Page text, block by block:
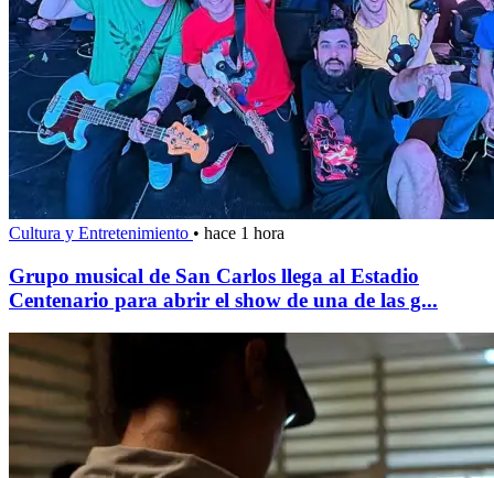
Cultura y Entretenimiento • hace 1 hora
Grupo musical de San Carlos llega al Estadio
Centenario para abrir el show de una de las g...